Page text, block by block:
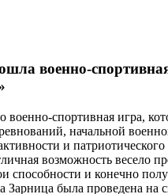
военно-
военно-спортивная игра,
начальной
и
возможность весело
способности и конечно
Зарница была проведена на